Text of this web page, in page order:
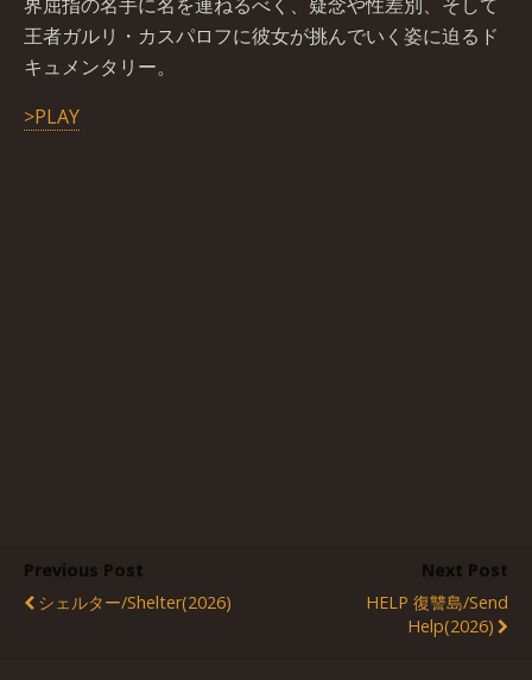
王者ガルリ・カスパロフに彼女が挑んでいく姿に迫るド
キュメンタリー。
>PLAY
Previous Post
シェルター/Shelter(2026)
Next Post
HELP 復讐島/Send
Help(2026)